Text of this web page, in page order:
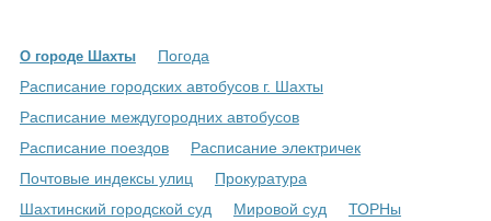
Объявления
О городе Шахты
Погода
Расписание городских автобусов г. Шахты
Расписание междугородних автобусов
Расписание поездов
Расписание электричек
Почтовые индексы улиц
Прокуратура
Шахтинский городской суд
Мировой суд
ТОРНы